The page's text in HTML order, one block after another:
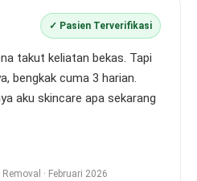
✓ Pasien Terverifikasi
takut keliatan bekas. Tapi
bengkak cuma 3 harian.
aku skincare apa sekarang
· Februari 2026